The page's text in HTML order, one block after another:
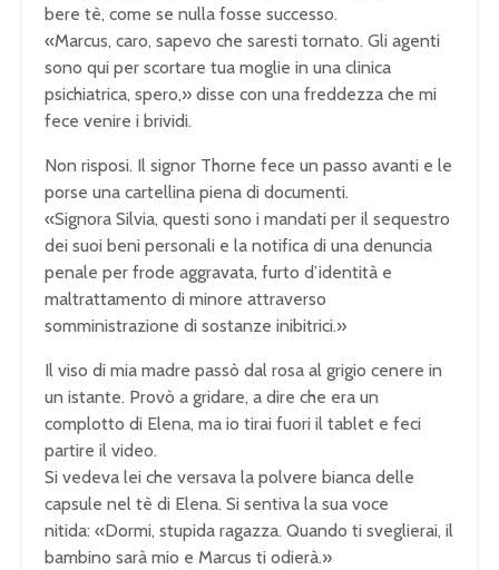
bere tè, come se nulla fosse successo.
«Marcus, caro, sapevo che saresti tornato. Gli agenti
sono qui per scortare tua moglie in una clinica
psichiatrica, spero,» disse con una freddezza che mi
fece venire i brividi.
Non risposi. Il signor Thorne fece un passo avanti e le
porse una cartellina piena di documenti.
«Signora Silvia, questi sono i mandati per il sequestro
dei suoi beni personali e la notifica di una denuncia
penale per frode aggravata, furto d’identità e
maltrattamento di minore attraverso
somministrazione di sostanze inibitrici.»
Il viso di mia madre passò dal rosa al grigio cenere in
un istante. Provò a gridare, a dire che era un
complotto di Elena, ma io tirai fuori il tablet e feci
partire il video.
Si vedeva lei che versava la polvere bianca delle
capsule nel tè di Elena. Si sentiva la sua voce
nitida: «Dormi, stupida ragazza. Quando ti sveglierai, il
bambino sarà mio e Marcus ti odierà.»